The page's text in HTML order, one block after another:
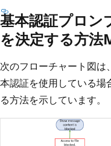
基本認証プロン
を決定する方
次のフローチャート図
本認証を使用している場
る方法を示しています。